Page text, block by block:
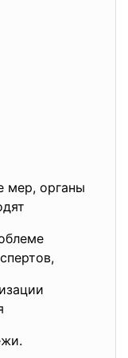
органы